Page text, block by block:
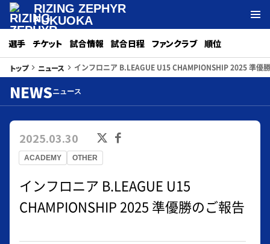
RIZING ZEPHYR
FUKUOKA
選手 チケット 試合情報 試合日程 ファンクラブ 順位
トップkeyboard_arrow_right ニュース keyboard_arrow_right インフロニア B.LEAGUE U15 CHAMPIONSHIP 2025 準優
NEWSニュース
ACADEMY OTHER
2025.03.30
インフロニア B.LEAGUE U15
CHAMPIONSHIP 2025 準優勝のご報告